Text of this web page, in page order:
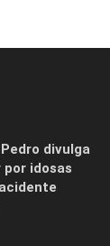
divulga
idosas